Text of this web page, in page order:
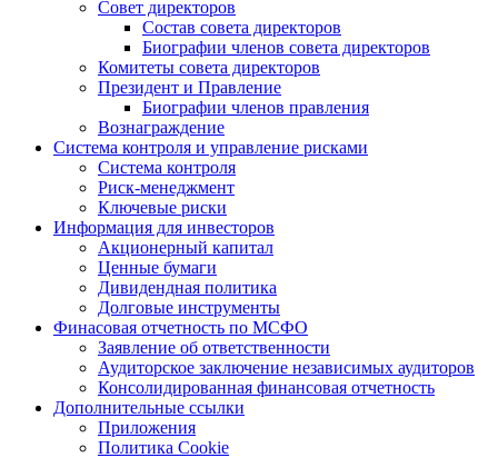
Совет директоров
Состав совета директоров
Биографии членов совета директоров
Комитеты совета директоров
Президент и Правление
Биографии членов правления
Вознаграждение
Система контроля и управление рисками
Система контроля
Риск-менеджмент
Ключевые риски
Информация для инвесторов
Акционерный капитал
Ценные бумаги
Дивидендная политика
Долговые инструменты
Финасовая отчетность по МСФО
Заявление об ответственности
Аудиторское заключение независимых аудиторов
Консолидированная финансовая отчетность
Дополнительные ссылки
Приложения
Политика Cookie